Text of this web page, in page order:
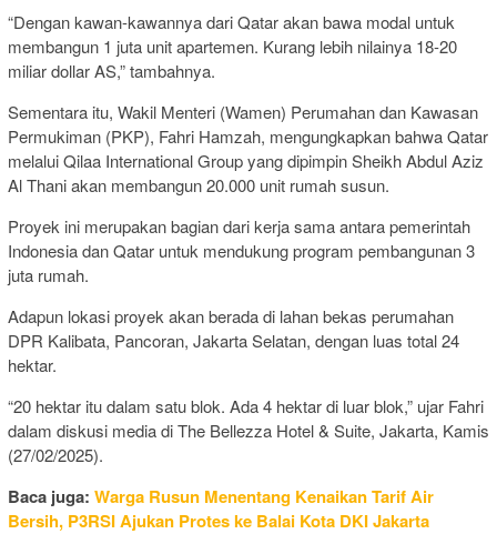
“Dengan kawan-kawannya dari Qatar akan bawa modal untuk
membangun 1 juta unit apartemen. Kurang lebih nilainya 18-20
miliar dollar AS,” tambahnya.
Sementara itu, Wakil Menteri (Wamen) Perumahan dan Kawasan
Permukiman (PKP), Fahri Hamzah, mengungkapkan bahwa Qatar
melalui Qilaa International Group yang dipimpin Sheikh Abdul Aziz
Al Thani akan membangun 20.000 unit rumah susun.
Proyek ini merupakan bagian dari kerja sama antara pemerintah
Indonesia dan Qatar untuk mendukung program pembangunan 3
juta rumah.
Adapun lokasi proyek akan berada di lahan bekas perumahan
DPR Kalibata, Pancoran, Jakarta Selatan, dengan luas total 24
hektar.
“20 hektar itu dalam satu blok. Ada 4 hektar di luar blok,” ujar Fahri
dalam diskusi media di The Bellezza Hotel & Suite, Jakarta, Kamis
(27/02/2025).
Baca juga: Warga Rusun Menentang Kenaikan Tarif Air
Bersih, P3RSI Ajukan Protes ke Balai Kota DKI Jakarta